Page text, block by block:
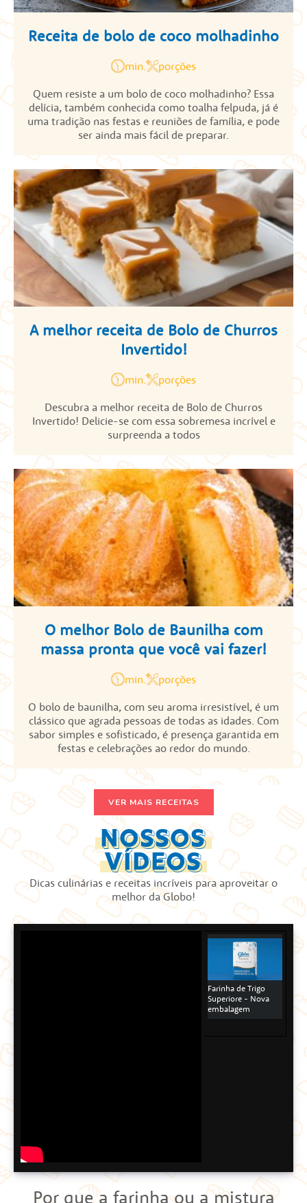
Receita de bolo de coco molhadinho
min.
porções
Quem resiste a um bolo de coco molhadinho? Essa
delícia, também conhecida como toalha felpuda, já é
uma tradição nas festas e reuniões de família, e pode
ser ainda mais fácil de preparar.
A melhor receita de Bolo de Churros
Invertido!
min.
porções
Descubra a melhor receita de Bolo de Churros
Invertido! Delicie-se com essa sobremesa incrível e
surpreenda a todos
O melhor Bolo de Baunilha com
massa pronta que você vai fazer!
min.
porções
O bolo de baunilha, com seu aroma irresistível, é um
clássico que agrada pessoas de todas as idades. Com
sabor simples e sofisticado, é presença garantida em
festas e celebrações ao redor do mundo.
VER MAIS RECEITAS
NOSSOS
VÍDEOS
Dicas culinárias e receitas incríveis para aproveitar o
melhor da Globo!
Farinha de Trigo
Superiore - Nova
embalagem
Por que a farinha ou a mistura